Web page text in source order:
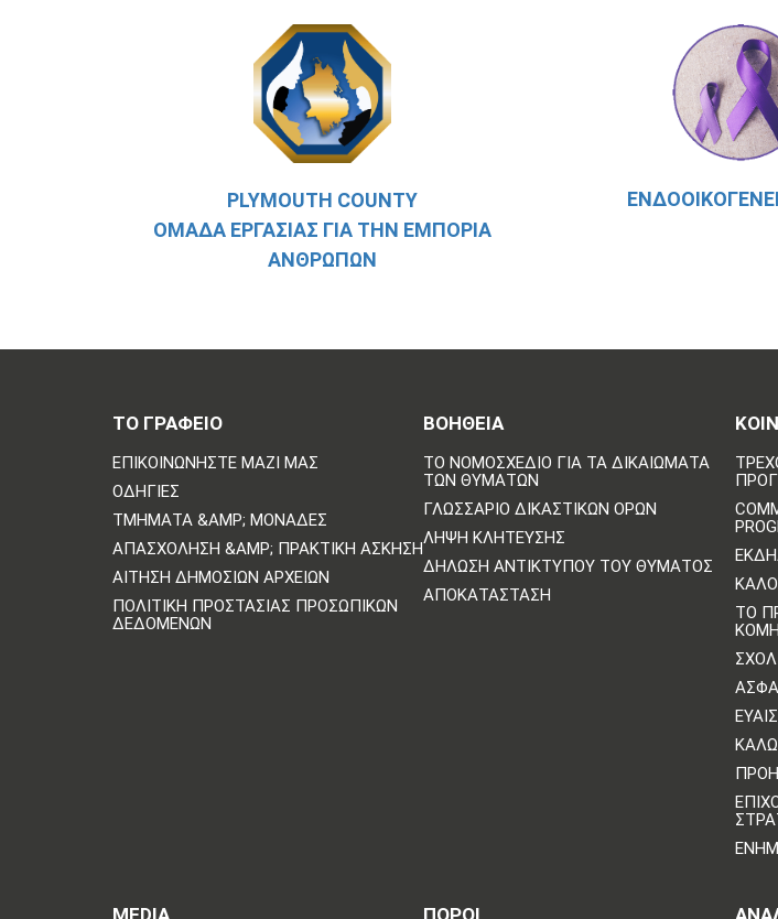
PLYMOUTH COUNTY
ΟΜΆΔΑ ΕΡΓΑΣΊΑΣ ΓΙΑ ΤΗΝ ΕΜΠΟΡΊΑ
ΑΝΘΡΏΠΩΝ
ΤΟ ΓΡΑΦΕΙΟ
ΕΠΙΚΟΙΝΩΝΗΣΤΕ ΜΑΖΙ ΜΑΣ
ΟΔΗΓΊΕΣ
ΤΜΉΜΑΤΑ &AMP; ΜΟΝΆΔΕΣ
ΑΠΑΣΧΌΛΗΣΗ &AMP; ΠΡΑΚΤΙΚΉ ΆΣΚΗΣΗ
ΑΊΤΗΣΗ ΔΗΜΌΣΙΩΝ ΑΡΧΕΊΩΝ
ΠΟΛΙΤΙΚΗ ΠΡΟΣΤΑΣΙΑΣ ΠΡΟΣΩΠΙΚΩΝ
ΔΕΔΟΜΕΝΩΝ
ΒΟΗΘΕΙΑ
ΤΟ ΝΟΜΟΣΧΈΔΙΟ ΓΙΑ ΤΑ ΔΙΚΑΙΏΜΑΤΑ
ΤΩΝ ΘΥΜΆΤΩΝ
ΓΛΩΣΣΆΡΙΟ ΔΙΚΑΣΤΙΚΏΝ ΌΡΩΝ
ΛΉΨΗ ΚΛΉΤΕΥΣΗΣ
ΔΉΛΩΣΗ ΑΝΤΙΚΤΎΠΟΥ ΤΟΥ ΘΎΜΑΤΟΣ
ΑΠΟΚΑΤΆΣΤΑΣΗ
ΤΟ